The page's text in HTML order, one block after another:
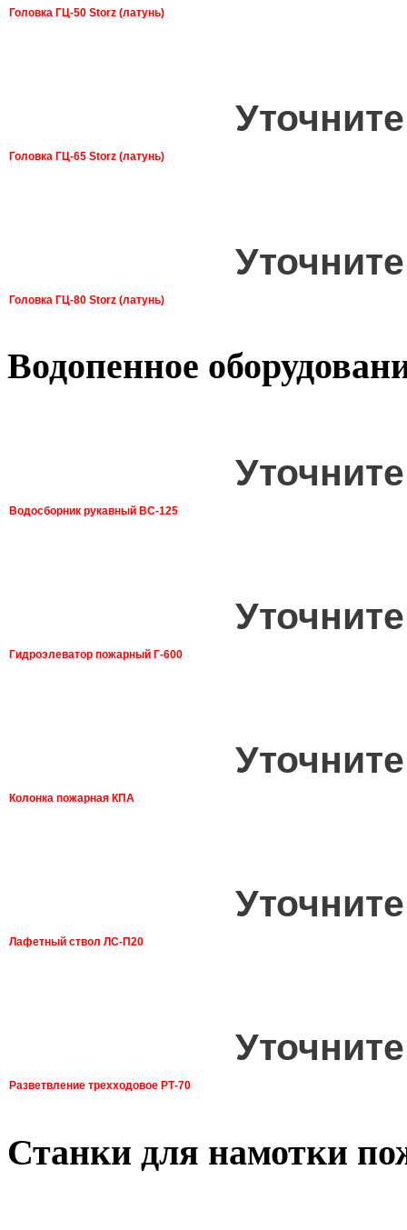
Головка ГЦ-50 Storz (латунь)
Головка ГЦ-65 Storz (латунь)
Головка ГЦ-80 Storz (латунь)
Водопенное
Водосборник рукавный ВС-125
Гидроэлеватор пожарный Г-600
Колонка пожарная КПА
Лафетный ствол ЛС-П20
Разветвление трехходовое РТ-70
Станки для намотки